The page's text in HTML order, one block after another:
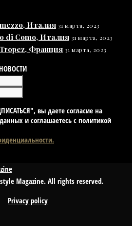
Италия 31 марта, 2023
di Como, Италия 31 марта, 2023
Франция 31 марта, 2023
вы даете согласие на
и соглашаетесь с политикой
Magazine. All rights reserved.
Privacy policy